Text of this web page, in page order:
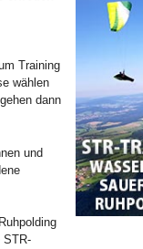
Training
wählen
dann
und
STR-